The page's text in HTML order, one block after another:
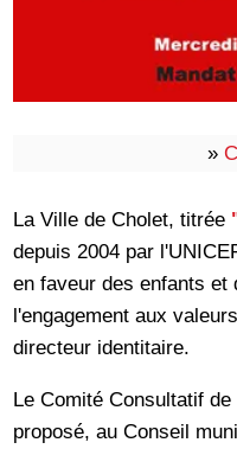
»
La Ville de Cholet, titrée
depuis 2004 par
en faveur des enfants
l'engagement aux
directeur identitaire.
Le Comité Consultatif
proposé, au Conseil